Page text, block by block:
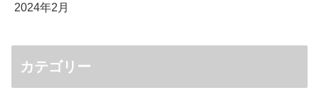
2024年2月
カテゴリー